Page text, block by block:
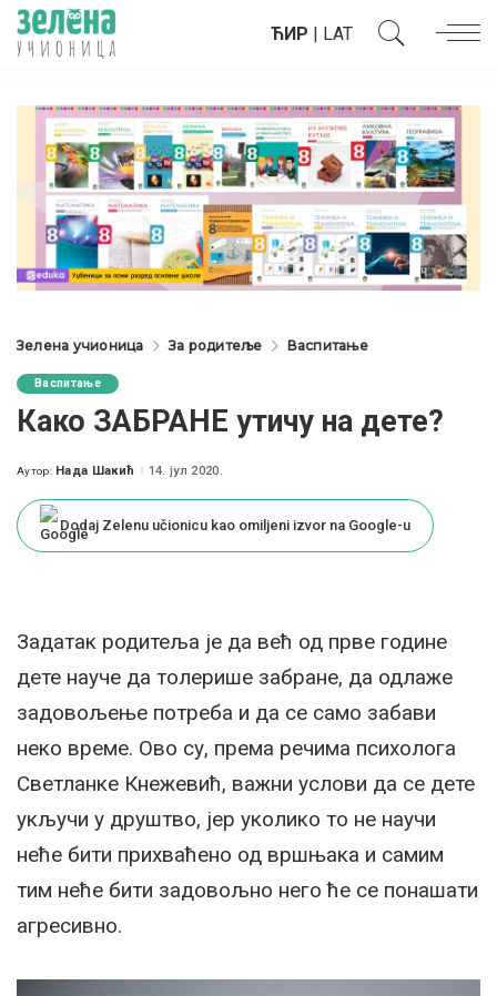
ЋИР | LAT
Зелена учионица За родитеље Васпитање
Васпитање
Како ЗАБРАНЕ утичу на дете?
Posted
Аутор: Нада Шакић 14. јул 2020.
Dodaj Zelenu učionicu kao omiljeni izvor na Google-u
Задатак родитеља је да већ од прве године
дете науче да толерише забране, да одлаже
задовољење потреба и да се само забави
неко време. Ово су, према речима психолога
Светланке Кнежевић, важни услови да се дете
укључи у друштво, јер уколико то не научи
неће бити прихваћено од вршњака и самим
тим неће бити задовољно него ће се понашати
агресивно.